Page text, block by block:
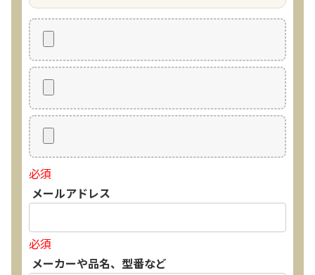
必須
メールアドレス
必須
メーカーや品名、型番など